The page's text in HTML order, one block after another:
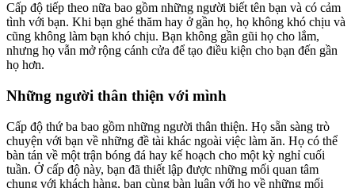
Cấp độ tiếp theo nữa bao gồm những người biết tên bạn và có cảm
tình với bạn. Khi bạn ghé thăm hay ở gần họ, họ không khó chịu và
cũng không làm bạn khó chịu. Bạn không gần gũi họ cho lắm,
nhưng họ vẫn mở rộng cánh cửa để tạo điều kiện cho bạn đến gần
họ hơn.
Những người thân thiện với mình
Cấp độ thứ ba bao gồm những người thân thiện. Họ sẵn sàng trò
chuyện với bạn về những đề tài khác ngoài việc làm ăn. Họ có thể
bàn tán về một trận bóng đá hay kế hoạch cho một kỳ nghỉ cuối
tuần. Ở cấp độ này, bạn đã thiết lập được những mối quan tâm
chung với khách hàng, bạn cùng bàn luận với họ về những mối